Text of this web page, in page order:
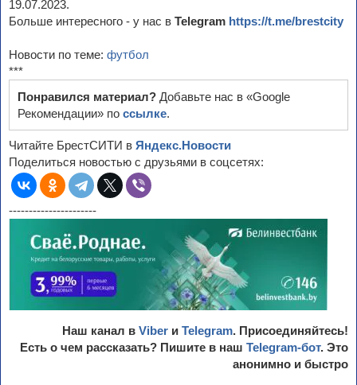
19.07.2023.
Больше интересного - у нас в Telegram https://t.me/brestcity
Новости по теме: футбол
***
Понравился материал? Добавьте нас в «Google
Рекомендации» по ссылке.
Читайте БрестСИТИ в Яндекс.Новости
Поделиться новостью с друзьями в соцсетях:
----------------------
Наш канал в Viber и Telegram. Присоединяйтесь!
Есть о чем рассказать? Пишите в наш Telegram-бот. Это
анонимно и быстро